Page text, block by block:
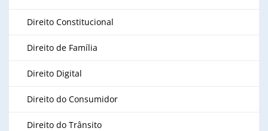
Direito Constitucional
Direito de Família
Direito Digital
Direito do Consumidor
Direito do Trânsito